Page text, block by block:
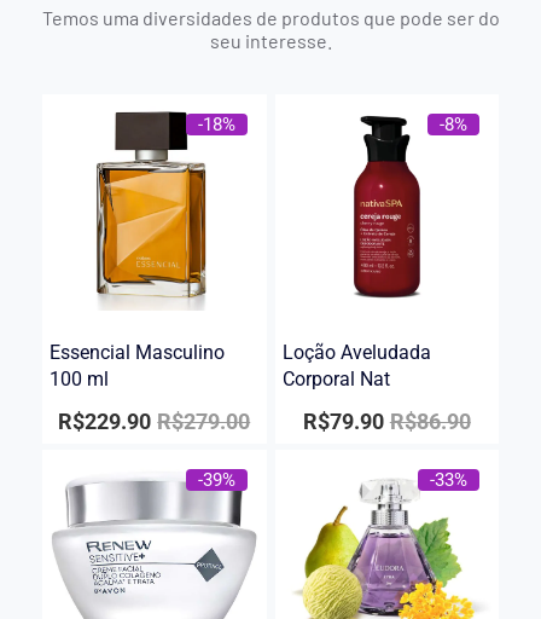
Temos uma diversidades de produtos que pode ser do
seu interesse.
-18%
Essencial Masculino
100 ml
R$279.00
R$229.90
-8%
Loção Aveludada
Corporal Nat
R$86.90
R$79.90
-39% -33%